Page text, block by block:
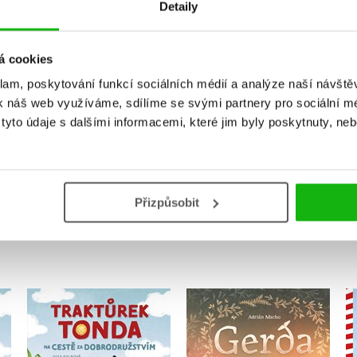
Detaily
cookies
poskytování funkcí sociálních médií a analýze naší
náš web využíváme, sdílíme se svými partnery pro sociální
údaje s dalšími informacemi, které jim byly poskytnuty,
Přizpůsobit
Vaše hodnocení
Uživatelskou recenzi mohou vkládat pouze registrovaní
Přihlásit
MOHLO BY VÁS TAKÉ ZAJÍMAT
Traktůrek Tonda na
cestě za
dobrodružstvím
Gerda: Příběh moře a
odvahy
Adrián Macho